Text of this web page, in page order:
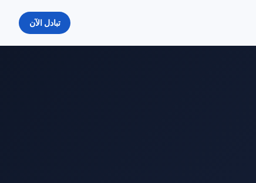
تبادل الآن